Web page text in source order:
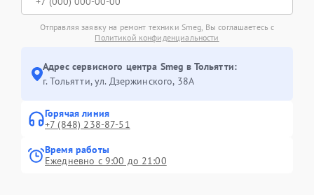
Отправляя заявку на ремонт техники Smeg, Вы соглашаетесь с
Политикой конфиденциальности
Адрес сервисного центра Smeg в Тольятти:
г. Тольятти, ул. Дзержинского, 38А
Горячая линия
+7 (848) 238-87-51
Время работы
Ежедневно с 9:00 до 21:00